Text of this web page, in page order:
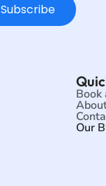
Subscribe
Book
Our